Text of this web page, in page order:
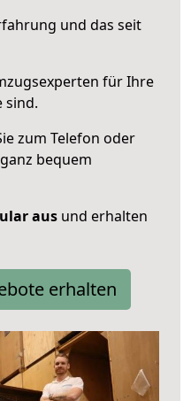
und das seit
für Ihre
sind.
zum Telefon oder
bequem
aus und erhalten
erhalten